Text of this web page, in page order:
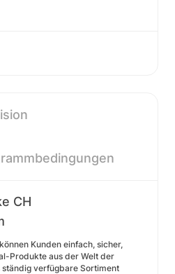
CH
Kunden einfach, sicher,
Produkte aus der Welt der
ständig verfügbare Sortiment